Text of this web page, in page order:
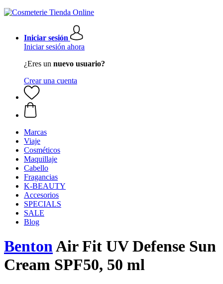
Iniciar sesión
Iniciar sesión ahora
¿Eres un nuevo usuario?
Crear una cuenta
Marcas
Viaje
Cosméticos
Maquillaje
Cabello
Fragancias
K-BEAUTY
Accesorios
SPECIALS
SALE
Blog
BentonAir Fit UV Defense Sun
Cream SPF50, 50 ml